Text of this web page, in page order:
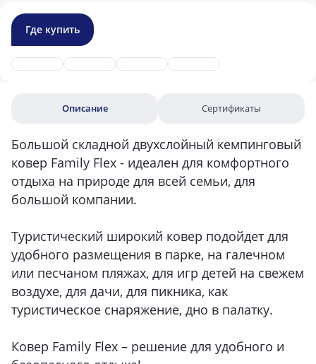
Где купить
Описание Сертификаты
Большой складной двухслойный кемпинговый
ковер Family Flex - идеален для комфортного
отдыха на природе для всей семьи, для
большой компании.
Туристический широкий ковер подойдет для
удобного размещения в парке, на галечном
или песчаном пляжах, для игр детей на свежем
воздухе, для дачи, для пикника, как
туристическое снаряжение, дно в палатку.
Ковер Family Flex – решение для удобного и